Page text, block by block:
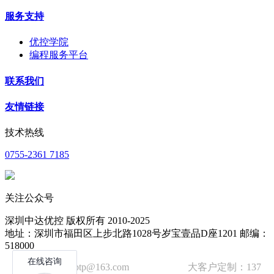
服务支持
优控学院
编程服务平台
联系我们
友情链接
技术热线
0755-2361 7185
关注公众号
深圳中达优控 版权所有 2010-2025
地址：深圳市福田区上步北路1028号岁宝壹品D座1201 邮编：
518000
技术邮箱：wzbtp@163.com 大客户定制：137